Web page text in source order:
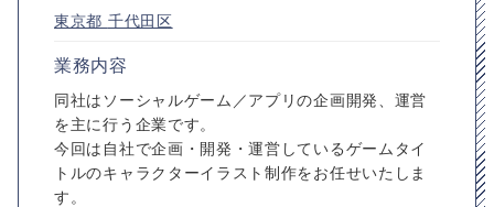
東京都 千代田区
業務内容
同社はソーシャルゲーム／アプリの企画開発、運営
を主に行う企業です。
今回は自社で企画・開発・運営しているゲームタイ
トルのキャラクターイラスト制作をお任せいたしま
す。